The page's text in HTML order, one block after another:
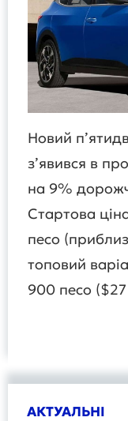
Новий
з’явився в
на 9%
Стартова
песо
топовий
900 песо
АКТУАЛЬНІ